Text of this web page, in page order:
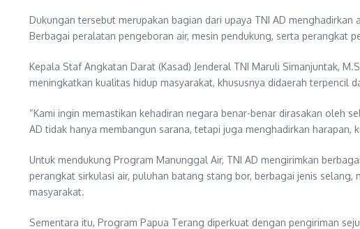
Dukungan tersebut merupakan bagian dari upaya TNI AD
Berbagai peralatan pengeboran air, mesin pendukung, serta perangkat
Kepala Staf Angkatan Darat (Kasad) Jenderal TNI Maruli Simanjuntak,
meningkatkan kualitas hidup masyarakat, khususnya didaerah terpencil
“Kami ingin memastikan kehadiran negara benar-benar dirasakan oleh
AD tidak hanya membangun sarana, tetapi juga menghadirkan harapan,
Untuk mendukung Program Manunggal Air, TNI AD mengirimkan
perangkat sirkulasi air, puluhan batang stang bor, berbagai jenis
masyarakat.
Sementara itu, Program Papua Terang diperkuat dengan pengiriman